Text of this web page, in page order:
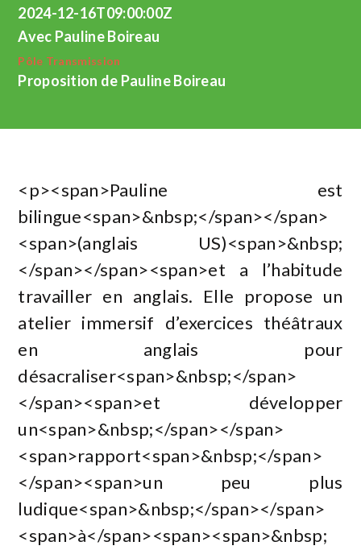
2024-12-16T09:00:00Z
Avec Pauline Boireau
Pôle Transmission
Proposition de Pauline Boireau
<p><span>Pauline est
bilingue<span>&nbsp;</span></span>
<span>(anglais US)<span>&nbsp;
</span></span><span>et a l’habitude
travailler en anglais. Elle propose un
atelier immersif d’exercices théâtraux
en anglais pour
désacraliser<span>&nbsp;</span>
</span><span>et développer
un<span>&nbsp;</span></span>
<span>rapport<span>&nbsp;</span>
</span><span>un peu plus
ludique<span>&nbsp;</span></span>
<span>à</span><span><span>&nbsp;